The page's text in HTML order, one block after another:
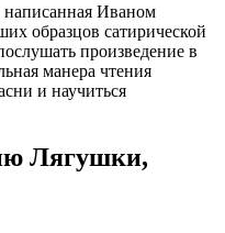
Иваном
образцов сатирической
произведение в
манера чтения
и научиться
Лягушки,